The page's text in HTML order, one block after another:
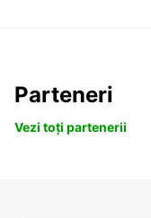
Parteneri
Vezi toți partenerii